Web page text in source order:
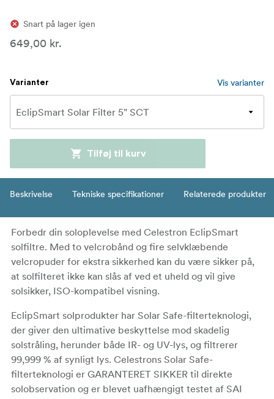
Snart på lager igen
649,00 kr.
Varianter Vis varianter
Tilføj til kurv
Beskrivelse Tekniske specifikationer Relaterede produkter
Forbedr din soloplevelse med Celestron EclipSmart
solfiltre. Med to velcrobånd og fire selvklæbende
velcropuder for ekstra sikkerhed kan du være sikker på,
at solfilteret ikke kan slås af ved et uheld og vil give
solsikker, ISO-kompatibel visning.
EclipSmart solprodukter har Solar Safe-filterteknologi,
der giver den ultimative beskyttelse mod skadelig
solstråling, herunder både IR- og UV-lys, og filtrerer
99,999 % af synligt lys. Celestrons Solar Safe-
filterteknologi er GARANTERET SIKKER til direkte
solobservation og er blevet uafhængigt testet af SAI